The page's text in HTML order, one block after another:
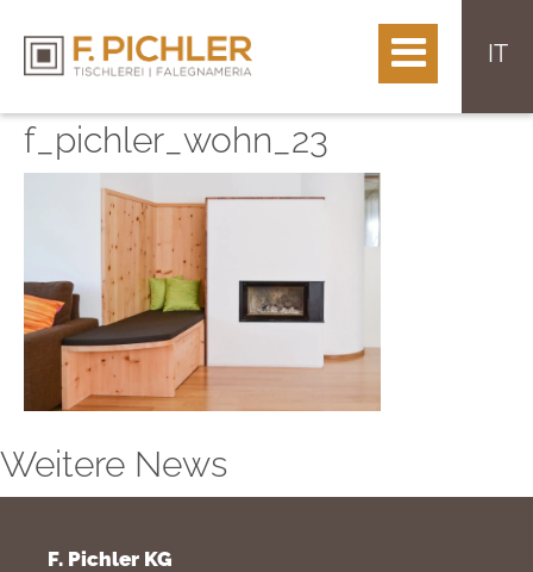
IT
f_pichler_wohn_23
Weitere News
F. Pichler KG